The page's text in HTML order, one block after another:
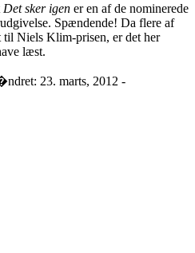
Det sker igen er en af de nominerede
Spændende! Da flere af
til Niels Klim-prisen, er det her
læst.
23. marts, 2012 -